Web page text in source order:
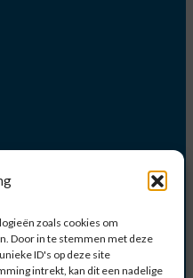
zoals cookies om
Door in te stemmen met deze
ID's op deze site
intrekt, kan dit een nadelige
van Venlo. Ons doel is
tijd te geven!